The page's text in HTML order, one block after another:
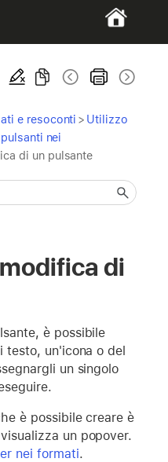
e resoconti > Utilizzo
nei
di un pulsante
di
è possibile
testo, un'icona o del
un singolo
è possibile creare è
un popover.
nei formati.